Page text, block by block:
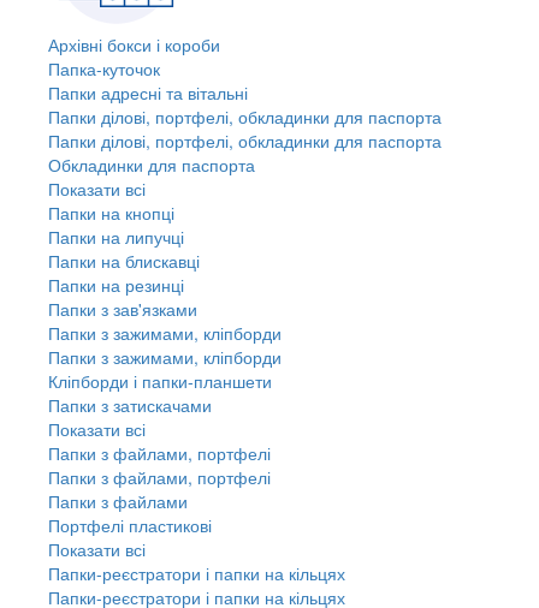
Архівні бокси і короби
Папка-куточок
Папки адресні та вітальні
Папки ділові, портфелі, обкладинки для паспорта
Папки ділові, портфелі, обкладинки для паспорта
Обкладинки для паспорта
Показати всі
Папки на кнопці
Папки на липучці
Папки на блискавці
Папки на резинці
Папки з зав'язками
Папки з зажимами, кліпборди
Папки з зажимами, кліпборди
Кліпборди і папки-планшети
Папки з затискачами
Показати всі
Папки з файлами, портфелі
Папки з файлами, портфелі
Папки з файлами
Портфелі пластикові
Показати всі
Папки-реєстратори і папки на кільцях
Папки-реєстратори і папки на кільцях